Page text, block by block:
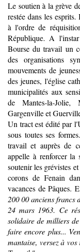
Le soutien à la grève
restée dans les
à l'ordre de
République. A
Bourse du travail un
des organisations
mouvements de
des jeunes, l'église
municipalités aux
de Mantes-la-Jolie,
Gargenville et
Un tract est édité par
sous toutes ses
travail et auprès de
appelle à renforcer la
soutenir les grévistes
corons de Fenain
vacances de Pâques.
200 00 anciens francs
24 mars 1963. Ce
solidaire de milliers
faire encore plus...
mantaise, versez à